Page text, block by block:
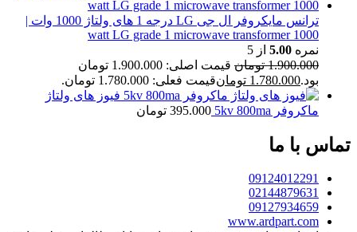
ترانس مایکروفر ال جی LG درجه 1 های ولتاژ 1000 وات |
1000 watt LG grade 1 microwave transformer
نمره 5.00 از 5
1.900.000 تومان
قیمت اصلی: 1.900.000 تومان
بود.1.780.000 تومانقیمت فعلی: 1.780.000 تومان.
فیوز های ولتاژ
ماکروفر 5kv 800ma
395.000 تومان
تماس با ما
09124012291
02144879631
09127934659
www.ardpart.com